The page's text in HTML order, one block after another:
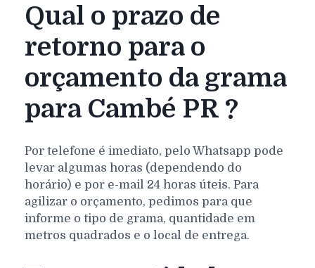
Qual o prazo de
retorno para o
orçamento da grama
para Cambé PR ?
Por telefone é imediato, pelo Whatsapp pode
levar algumas horas (dependendo do
horário) e por e-mail 24 horas úteis. Para
agilizar o orçamento, pedimos para que
informe o tipo de grama, quantidade em
metros quadrados e o local de entrega.